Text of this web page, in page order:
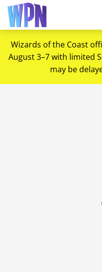
Wizards of the Coast
August 3–7 with limited
may be